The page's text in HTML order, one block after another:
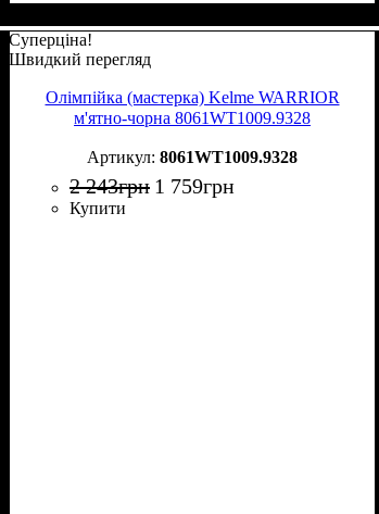
Суперціна!
Швидкий перегляд
Олімпійка (мастерка) Kelme WARRIOR
м'ятно-чорна 8061WT1009.9328
8061WT1009.9328
2 243грн 1 759грн
Купити